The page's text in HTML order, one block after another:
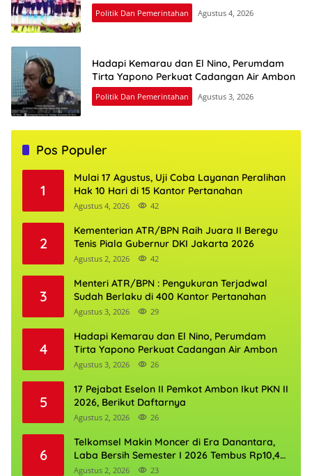
Politik Dan Pemerintahan Agustus 4, 2026
Hadapi Kemarau dan El Nino, Perumdam
Tirta Yapono Perkuat Cadangan Air Ambon
Politik Dan Pemerintahan Agustus 3, 2026
Pos Populer
1
Mulai 17 Agustus, Uji Coba Layanan Peralihan
Hak 10 Hari di 15 Kantor Pertanahan
Agustus 4, 2026 42
2
Kementerian ATR/BPN Raih Juara II Beregu
Tenis Piala Gubernur DKI Jakarta 2026
Agustus 2, 2026 42
3
Menteri ATR/BPN : Pengukuran Terjadwal
Sudah Berlaku di 400 Kantor Pertanahan
Agustus 3, 2026 29
4
Hadapi Kemarau dan El Nino, Perumdam
Tirta Yapono Perkuat Cadangan Air Ambon
Agustus 3, 2026 26
5
17 Pejabat Eselon II Pemkot Ambon Ikut PKN II
2026, Berikut Daftarnya
Agustus 2, 2026 26
6
Telkomsel Makin Moncer di Era Danantara,
Laba Bersih Semester I 2026 Tembus Rp10,4
Triliun
Agustus 2, 2026 23